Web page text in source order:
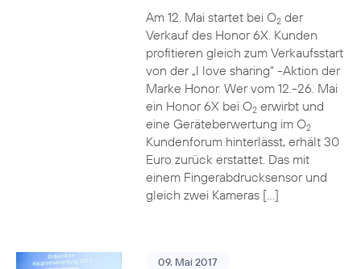
Am 12. Mai startet bei O2der
Verkauf des Honor 6X. Kunden
profitieren gleich zum Verkaufsstart
von der „I love sharing“ -Aktion der
Marke Honor. Wer vom 12.-26. Mai
ein Honor 6X bei O2erwirbt und
eine Geräteberwertung im O2
Kundenforum hinterlässt, erhält 30
Euro zurück erstattet. Das mit
einem Fingerabdrucksensor und
gleich zwei Kameras […]
09. Mai 2017